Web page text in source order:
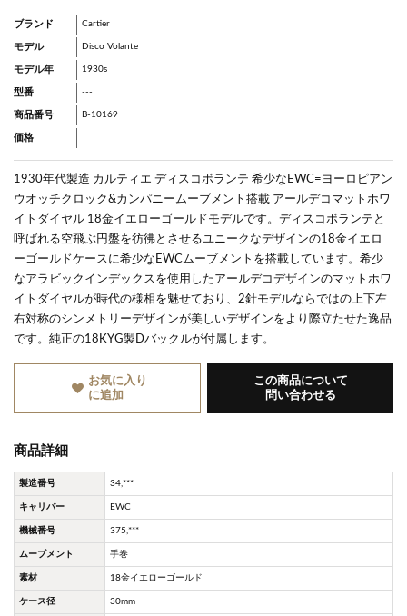
ブランド Cartier
モデル Disco Volante
モデル年 1930s
型番 ---
商品番号 B-10169
価格
1930年代製造 カルティエ ディスコボランテ 希少なEWC=ヨーロピアン
ウオッチクロック&カンパニームーブメント搭載 アールデコマットホワ
イトダイヤル 18金イエローゴールドモデルです。ディスコボランテと
呼ばれる空飛ぶ円盤を彷彿とさせるユニークなデザインの18金イエロ
ーゴールドケースに希少なEWCムーブメントを搭載しています。希少
なアラビックインデックスを使用したアールデコデザインのマットホワ
イトダイヤルが時代の様相を魅せており、 2針モデルならではの上下左
右対称のシンメトリーデザインが美しいデザインをより際立たせた逸品
です。純正の18KYG製Dバックルが付属します。
お気に入り
に追加
この商品について
問い合わせる
商品詳細
製造番号 34,***
キャリバー EWC
機械番号 375,***
ムーブメント 手巻
素材 18金イエローゴールド
ケース径 30mm